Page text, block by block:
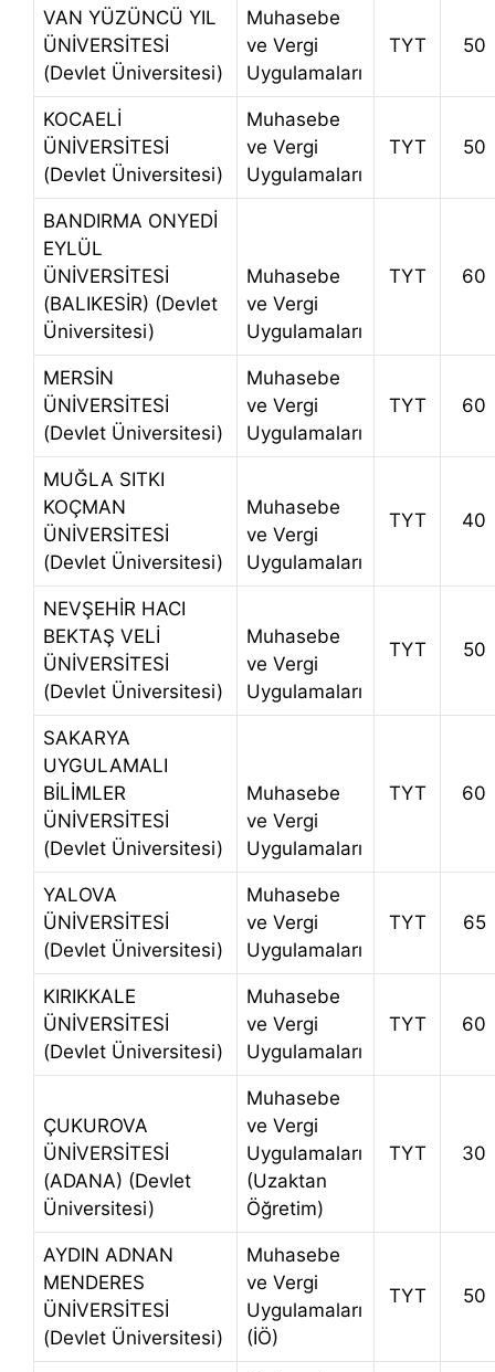
VAN YÜZÜNCÜ YIL
ÜNİVERSİTESİ
(Devlet Üniversitesi)
Muhasebe
ve Vergi
Uygulamaları
TYT 50
KOCAELİ
ÜNİVERSİTESİ
(Devlet Üniversitesi)
Muhasebe
ve Vergi
Uygulamaları
TYT 50
BANDIRMA ONYEDİ
EYLÜL
ÜNİVERSİTESİ
(BALIKESİR) (Devlet
Üniversitesi)
Muhasebe
ve Vergi
Uygulamaları
TYT 60
MERSİN
ÜNİVERSİTESİ
(Devlet Üniversitesi)
Muhasebe
ve Vergi
Uygulamaları
TYT 60
MUĞLA SITKI
KOÇMAN
ÜNİVERSİTESİ
(Devlet Üniversitesi)
Muhasebe
ve Vergi
Uygulamaları
TYT 40
NEVŞEHİR HACI
BEKTAŞ VELİ
ÜNİVERSİTESİ
(Devlet Üniversitesi)
Muhasebe
ve Vergi
Uygulamaları
TYT 50
SAKARYA
UYGULAMALI
BİLİMLER
ÜNİVERSİTESİ
(Devlet Üniversitesi)
Muhasebe
ve Vergi
Uygulamaları
TYT 60
YALOVA
ÜNİVERSİTESİ
(Devlet Üniversitesi)
Muhasebe
ve Vergi
Uygulamaları
TYT 65
KIRIKKALE
ÜNİVERSİTESİ
(Devlet Üniversitesi)
Muhasebe
ve Vergi
Uygulamaları
TYT 60
ÇUKUROVA
ÜNİVERSİTESİ
(ADANA) (Devlet
Üniversitesi)
Muhasebe
ve Vergi
Uygulamaları
(Uzaktan
Öğretim)
TYT 30
AYDIN ADNAN
MENDERES
ÜNİVERSİTESİ
(Devlet Üniversitesi)
Muhasebe
ve Vergi
Uygulamaları
(İÖ)
TYT 50